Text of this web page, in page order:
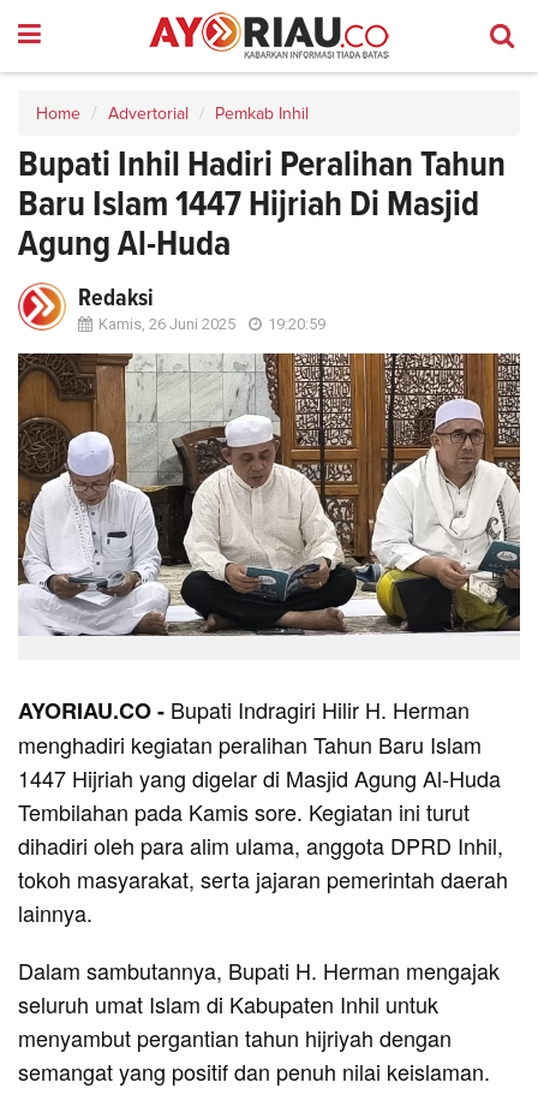
Home Advertorial Pemkab Inhil
Bupati Inhil Hadiri Peralihan Tahun
Baru Islam 1447 Hijriah Di Masjid
Agung Al-Huda
Redaksi
Kamis, 26 Juni 2025 19:20:59
AYORIAU.CO - Bupati Indragiri Hilir H. Herman
menghadiri kegiatan peralihan Tahun Baru Islam
1447 Hijriah yang digelar di Masjid Agung Al-Huda
Tembilahan pada Kamis sore. Kegiatan ini turut
dihadiri oleh para alim ulama, anggota DPRD Inhil,
tokoh masyarakat, serta jajaran pemerintah daerah
lainnya.
Dalam sambutannya, Bupati H. Herman mengajak
seluruh umat Islam di Kabupaten Inhil untuk
menyambut pergantian tahun hijriyah dengan
semangat yang positif dan penuh nilai keislaman.